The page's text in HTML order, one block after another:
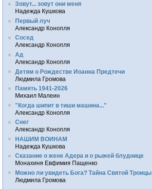
Зовут... зовут они меня
Надежда Кушкова
Первый луч
Александр Конопля
Сосед
Александр Конопля
Ад
Александр Конопля
Детям о Рождестве Иоанна Предтечи
Людмила Громова
Память 1941-2026
Михаил Малеин
"Когда шипит в тиши машина..."
Александр Конопля
Снег
Александр Конопля
НАШИМ ВОИНАМ
Надежда Кушкова
Сказание о жене Адера и о рыжей блуднице
Монахиня Евфимия Пащенко
Можно ли увидеть Бога? Тайна Святой Троицы
Людмила Громова